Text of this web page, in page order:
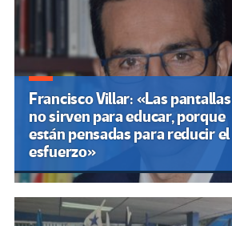
Francisco Villar: «Las pantallas
no sirven para educar, porque
están pensadas para reducir el
esfuerzo»